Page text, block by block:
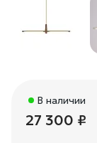
В наличии
27 300 ₽